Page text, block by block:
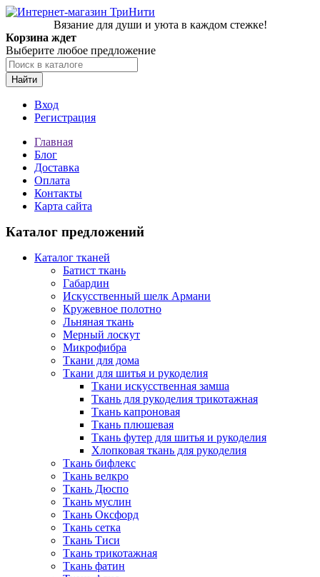
Вязание для души и уюта в каждом стежке!
Корзина ждет
Выберите любое предложение
Найти
Вход
Регистрация
Главная
Блог
Доставка
Оплата
Контакты
Карта сайта
Каталог предложений
Каталог тканей
Батист ткань
Габардин
Искусственный шелк Армани
Кружевное полотно
Льняная ткань
Мерный лоскут
Микрофибра
Ткани для дома
Ткани для шитья и рукоделия
Ткани искусственная замша
Ткань для рукоделия трикотажная
Ткань капроновая
Ткань плюшевая
Ткань футер для шитья и рукоделия
Хлопковая ткань для рукоделия
Ткань бифлекс
Ткань велкро
Ткань Дюспо
Ткань муслин
Ткань Оксфорд
Ткань сетка
Ткань Тиси
Ткань трикотажная
Ткань фатин